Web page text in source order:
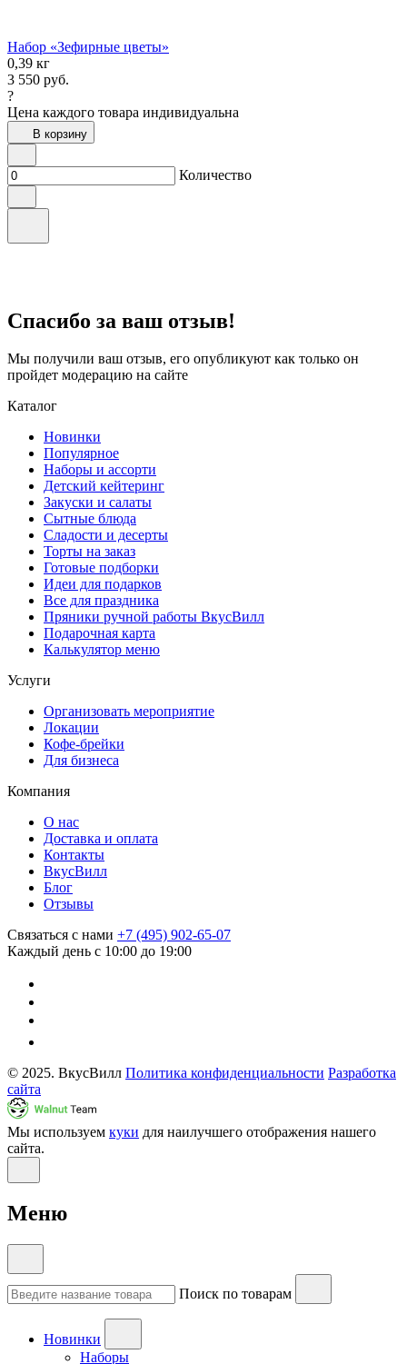
Набор «Зефирные цветы»
0,39 кг
3 550 руб.
?
Цена каждого товара индивидуальна
В корзину
Количество
Спасибо за ваш отзыв!
Мы получили ваш отзыв, его опубликуют как только он
пройдет модерацию на сайте
Каталог
Новинки
Популярное
Наборы и ассорти
Детский кейтеринг
Закуски и салаты
Сытные блюда
Сладости и десерты
Торты на заказ
Готовые подборки
Идеи для подарков
Все для праздника
Пряники ручной работы ВкусВилл
Подарочная карта
Калькулятор меню
Услуги
Организовать мероприятие
Локации
Кофе-брейки
Для бизнеса
Компания
О нас
Доставка и оплата
Контакты
ВкусВилл
Блог
Отзывы
Связаться с нами +7 (495) 902-65-07
Каждый день с 10:00 до 19:00
© 2025. ВкусВилл Политика конфиденциальности Разработка
сайта
Мы используем куки для наилучшего отображения нашего
сайта.
Меню
Поиск по товарам
Новинки
Наборы